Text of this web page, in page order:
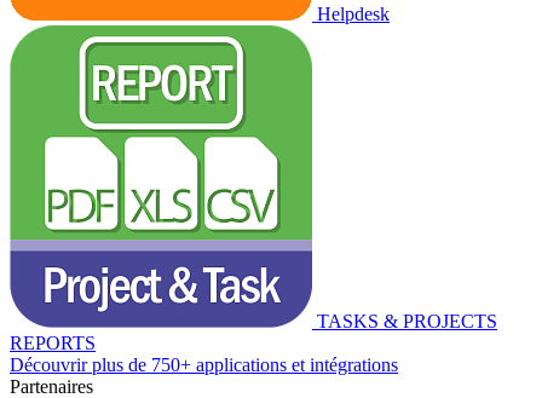
Helpdesk
TASKS & PROJECTS
REPORTS
Découvrir plus de 750+ applications et intégrations
Partenaires